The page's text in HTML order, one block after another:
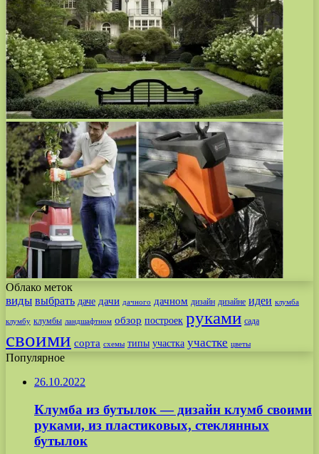
Облако меток
виды выбрать даче дачи дачного дачном дизайн дизайне идеи клумба
клумбу клумбы ландшафтном обзор построек руками сада
своими сорта схемы типы участка участке цветы
Популярное
26.10.2022
Клумба из бутылок — дизайн клумб своими
руками, из пластиковых, стеклянных
бутылок